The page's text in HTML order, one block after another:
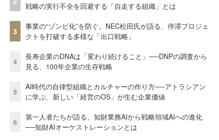
戦略の実行不全を回避する「自走する組織」とは
3
事業の“ゾンビ化”を防ぐ。NEC松田氏が語る、停滞プロジェ
クトを打破する多様な「出口戦略」
4
長寿企業のDNAは「変わり続けること」──DNPの調査から
見る、100年企業の生存戦略
5
AI時代の自律型組織とカルチャーの作り方──アトラシアン
に学ぶ、新しい「経営のOS」が生む企業価値
6
第一人者たちが語る、知財業務AIから戦略領域AIへの進化
──知財AIオーケストレーションとは